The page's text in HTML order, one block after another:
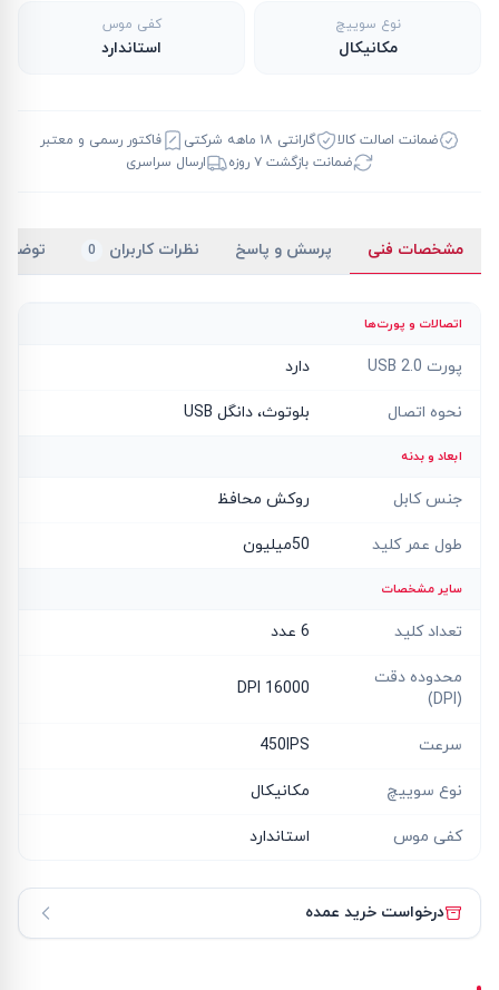
نوع سوییچ
مکانیکال
کفی موس
استاندارد
ضمانت اصالت کالا گارانتی ۱۸ ماهه شرکتی
فاکتور رسمی و معتبر
ضمانت بازگشت ۷ روزه
ارسال سراسری
مشخصات فنی پرسش و پاسخ نظرات کاربران 0
اتصالات و پورت‌ها
پورت USB 2.0 دارد
نحوه اتصال بلوتوث، دانگل USB
ابعاد و بدنه
جنس کابل روکش محافظ
طول عمر کلید 50میلیون
سایر مشخصات
تعداد کلید 6 عدد
محدوده دقت
(DPI)
16000 DPI
سرعت 450IPS
نوع سوییچ مکانیکال
کفی موس استاندارد
درخواست خرید عمده